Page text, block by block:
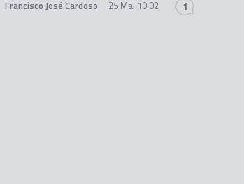
Francisco José Cardoso 25 Mai 10:02 1